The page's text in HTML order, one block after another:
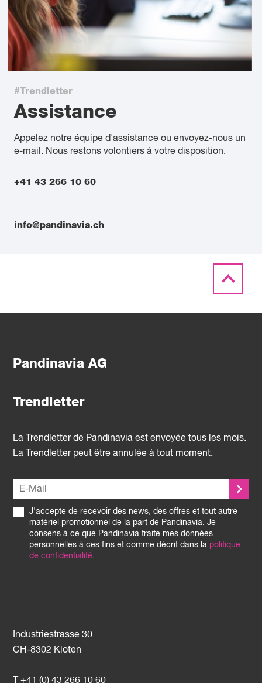
#Trendletter
Assistance
Appelez notre équipe d'assistance ou envoyez-nous un
e-mail. Nous restons volontiers à votre disposition.
+41 43 266 10 60
info@pandinavia.ch
Pandinavia AG
Trendletter
Industriestrasse 30
CH-8302 Kloten
T +41 (0) 43 266 10 60
La Trendletter de Pandinavia est envoyée tous les mois.
La Trendletter peut être annulée à tout moment.
J'accepte de recevoir des news, des offres et tout autre
matériel promotionnel de la part de Pandinavia. Je
consens à ce que Pandinavia traite mes données
personnelles à ces fins et comme décrit dans la politique
de confidentialité.